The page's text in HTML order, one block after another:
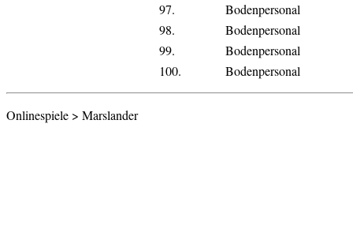
97.
Bodenpersonal
98.
Bodenpersonal
99.
Bodenpersonal
100.
Bodenpersonal
Onlinespiele > Marslander